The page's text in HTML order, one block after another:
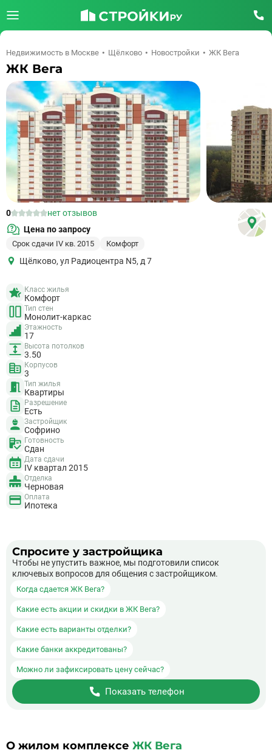
Недвижимость в Москве Щёлково Новостройки ЖК Вега
ЖК Вега
0
нет отзывов
Цена по запросу
Срок сдачи IV кв. 2015 Комфорт
Щёлково, ул Радиоцентра N5, д 7
Класс жилья
Комфорт
Тип стен
Монолит-каркас
Этажность
17
Высота потолков
3.50
Корпусов
3
Тип жилья
Квартиры
Разрешение
Есть
Застройщик
Софрино
Готовность
Сдан
Дата сдачи
IV квартал 2015
Отделка
Черновая
Оплата
Ипотека
Спросите у застройщика
Чтобы не упустить важное, мы подготовили список
ключевых вопросов для общения с застройщиком.
Когда сдается ЖК Вега?
Какие есть акции и скидки в ЖК Вега?
Какие есть варианты отделки?
Какие банки аккредитованы?
Можно ли зафиксировать цену сейчас?
Показать телефон
О жилом комплексе ЖК Вега